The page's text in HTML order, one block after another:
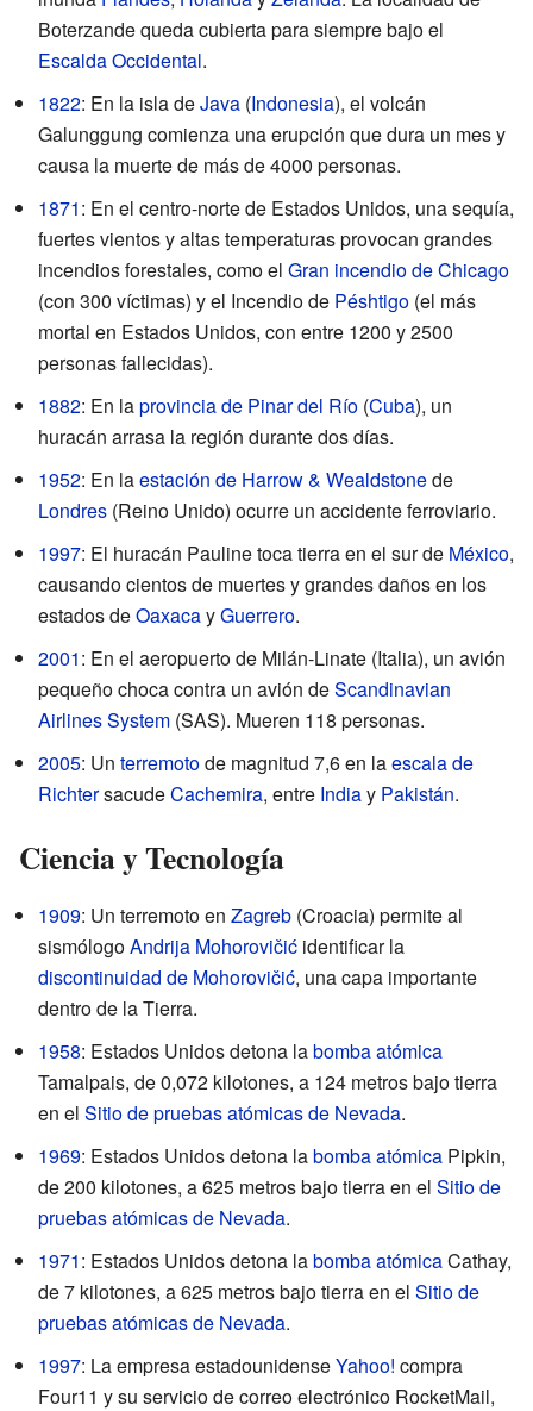
Boterzande queda cubierta para siempre bajo el
Escalda Occidental.
1822: En la isla deJava (Indonesia), el volcán
Galunggung comienza una erupción que dura un mes y
causa la muerte de más de 4000 personas.
1871: En el centro-norte de Estados Unidos, una sequía,
fuertes vientos y altas temperaturas provocan grandes
incendios forestales, como el Gran incendio de Chicago
(con 300 víctimas) y el Incendio de Péshtigo (el más
mortal en Estados Unidos, con entre 1200 y 2500
personas fallecidas).
1882: En laprovincia de Pinar del Río (Cuba), un
huracán arrasa la región durante dos días.
1952: En laestación de Harrow & Wealdstonede
Londres (Reino Unido) ocurre un accidente ferroviario.
1997: El huracán Pauline toca tierra en el sur de México,
causando cientos de muertes y grandes daños en los
estados deOaxacayGuerrero.
2001: En el aeropuerto de Milán-Linate (Italia), un avión
pequeño choca contra un avión deScandinavian
Airlines System (SAS). Mueren 118 personas.
2005: Un terremotode magnitud 7,6 en laescala de
RichtersacudeCachemira, entre Indiay Pakistán.
Ciencia y Tecnología
1909: Un terremoto en Zagreb (Croacia) permite al
sismólogoAndrija Mohorovičić identificar la
discontinuidad de Mohorovičić, una capa importante
dentro de la Tierra.
1958: Estados Unidos detona labomba atómica
Tamalpais, de 0,072 kilotones, a 124 metros bajo tierra
en el Sitio de pruebas atómicas de Nevada.
1969: Estados Unidos detona labomba atómica Pipkin,
de 200 kilotones, a 625 metros bajo tierra en el Sitio de
pruebas atómicas de Nevada.
1971: Estados Unidos detona labomba atómicaCathay,
de 7 kilotones, a 625 metros bajo tierra en el Sitio de
pruebas atómicas de Nevada.
1997: La empresa estadounidenseYahoo! compra
Four11 y su servicio de correo electrónico RocketMail,